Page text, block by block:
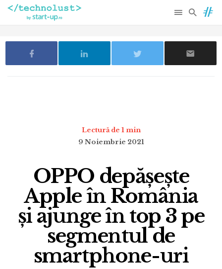
Lectură de 1 min
9 Noiembrie 2021
OPPO depășește
Apple în România
și ajunge în top 3 pe
segmentul de
smartphone-uri